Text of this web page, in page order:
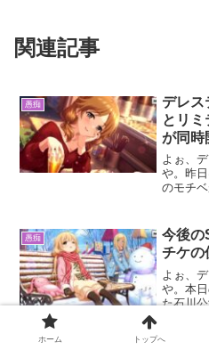
関連記事
愚痴
デレス
とリミ
が同時
愚痴な
よぉ、
や。昨
のモチ
って😡
こんな
愚痴
今後の
チケの
よぉ、
や。本
た石川
ブりや
1にも
ースリ
ホーム トップへ